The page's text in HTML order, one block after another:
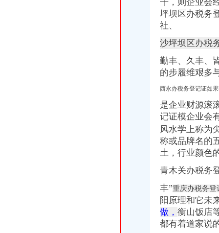
WJF008出纳实务:公司注册之如何办理税务登记证?—在线播放—优
沙坪坝石井坡俊峰香格里拉品质洋房出售,重庆沙坪坝磁器口俊峰香
税务登记_税务登记证办理_税务登记证年检_税务登记证注销_一品威客
领完营业执照后,怎么去办税务登记证？_搜狐财经_搜狐网
【长春孟家税务登记|税务登记证办理|代理税务登记】-长春赶集网
【办税务登记证办理组织机构代码办理刻章营业执照正副本变更】价格
【重庆杨公桥工商注册|工商注册代理|工商注册代办】-重庆赶集网
千，则企业会
坪坝区办税
社、
沙坪坝区办
勤丰、久丰、
的步履维艰多
西永办税务登记证如
是企业财源滚
记证模企业会
风水学上称为
称或品牌名的
土，行业颜色
青木关办税务
丰”重庆办税务登
阳原理和它未
做， 衡山饭店
都有着道家说